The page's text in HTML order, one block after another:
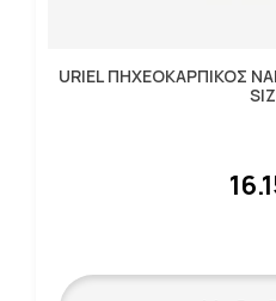
URIEL ΠΗΧΕΟΚΑΡΠΙΚΟΣ